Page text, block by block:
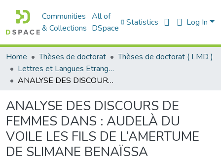
Communities
& Collections
All of
DSpace
Statistics Log In
Home Thèses de doctorat
Thèses de doctorat ( LMD )
Lettres et Langues Etrangères - اللغات الأجنبية
ANALYSE DES DISCOURS DE FEMMES DANS : AU­DELÀ DU VOILE LES FILS DE L’AMERTUME DE SLIMANE BENAÏSSA
ANALYSE DES DISCOURS DE
FEMMES DANS : AU­DELÀ DU
VOILE LES FILS DE L’AMERTUME
DE SLIMANE BENAÏSSA